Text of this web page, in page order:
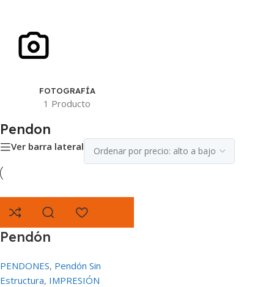
FOTOGRAFÍA
1 Producto
Pendon
Ver barra lateral
Pendón
PENDONES, Pendón Sin
Estructura, IMPRESIÓN